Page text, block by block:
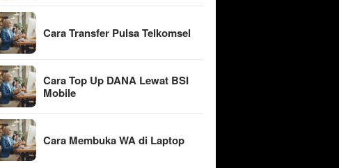
Cara Transfer Pulsa Telkomsel
Cara Top Up DANA Lewat BSI
Mobile
Cara Membuka WA di Laptop